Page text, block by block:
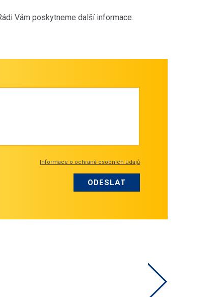
Vám poskytneme další informace.
Informace o ochraně osobních údajů